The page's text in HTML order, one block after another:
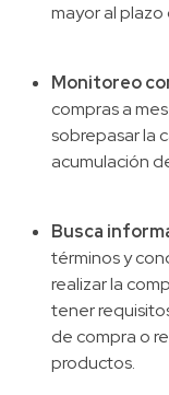
mayor al
Monitoreo
compras a
sobrepasar la
acumulación
Busca
términos y
realizar la
tener
de compra o
productos.